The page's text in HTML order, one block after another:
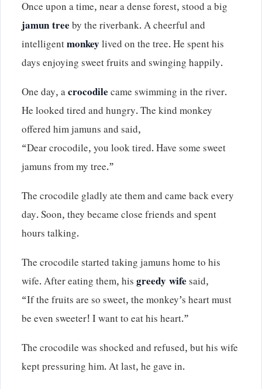
Once upon a time, near a dense forest, stood a big
jamun treeby the riverbank. A cheerful and
intelligentmonkeylived on the tree. He spent his
days enjoying sweet fruits and swinging happily.
One day, acrocodilecame swimming in the river.
He looked tired and hungry. The kind monkey
offered him jamuns and said,
“Dear crocodile, you look tired. Have some sweet
jamuns from my tree.”
The crocodile gladly ate them and came back every
day. Soon, they became close friends and spent
hours talking.
The crocodile started taking jamuns home to his
wife. After eating them, hisgreedy wifesaid,
“If the fruits are so sweet, the monkey’s heart must
be even sweeter! I want to eat his heart.”
The crocodile was shocked and refused, but his wife
kept pressuring him. At last, he gave in.